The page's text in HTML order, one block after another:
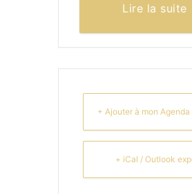
Lire la suite
+ Ajouter à mon Agenda
+ iCal / Outlook